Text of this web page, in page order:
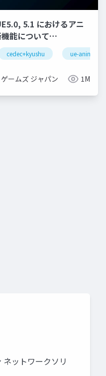
5.1 におけるアニ
能について
2022】
cedec+kyushu ue-
ームズ ジャパン 1M
ットワークソリ